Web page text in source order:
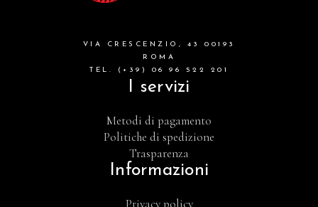
VIA CRESCENZIO, 43 00193
ROMA
TEL. (+39) 06 96 522 201
I servizi
Metodi di pagamento
Politiche di spedizione
Trasparenza
Informazioni